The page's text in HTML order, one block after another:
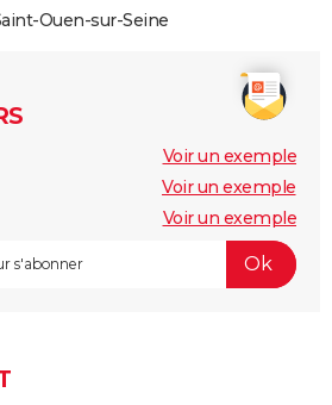
Ouen-sur-Seine
Voir un exemple
Voir un exemple
Voir un exemple